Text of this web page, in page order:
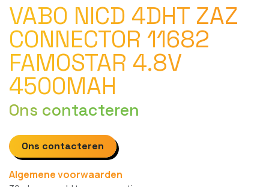
VABO NICD 4DHT ZAZ
CONNECTOR 11682
FAMOSTAR 4.8V
4500MAH
Ons contacteren
Ons contacteren
Algemene voorwaarden